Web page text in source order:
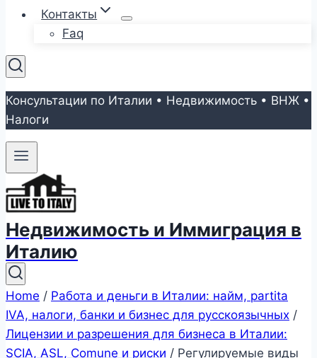
Контакты
Faq
Консультации по Италии • Недвижимость • ВНЖ •
Налоги
Недвижимость и Иммиграция в
Италию
Home / Работа и деньги в Италии: найм, partita
IVA, налоги, банки и бизнес для русскоязычных /
Лицензии и разрешения для бизнеса в Италии:
SCIA, ASL, Comune и риски / Регулируемые виды